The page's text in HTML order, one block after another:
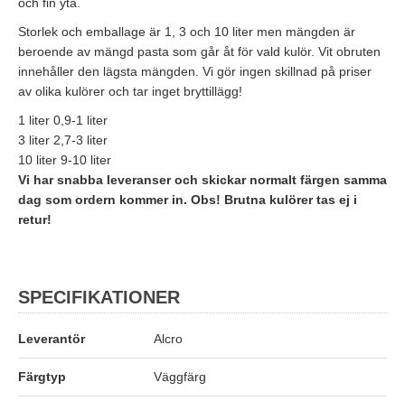
Storlek och emballage är 1, 3 och 10 liter men mängden är
beroende av mängd pasta som går åt för vald kulör. Vit obruten
innehåller den lägsta mängden. Vi gör ingen skillnad på priser
av olika kulörer och tar inget bryttillägg!
1 liter 0,9-1 liter
3 liter 2,7-3 liter
10 liter 9-10 liter
Vi har snabba leveranser och skickar normalt färgen samma
dag som ordern kommer in. Obs! Brutna kulörer tas ej i
retur!
SPECIFIKATIONER
Leverantör Alcro
Färgtyp Väggfärg